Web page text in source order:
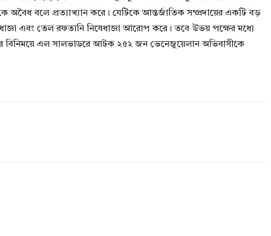
অবৈধ বলে প্রত্যাখ্যান করে। যেটিকে আন্তর্জাতিক সম্প্রদায়ের একটি বড়
এবং তেল রফতানি নিষেধাজ্ঞা আরোপ করে। তবে উভয় পক্ষের মধ্যে
বিনিময়ে এল সালভাডরে আটক ২৫২ জন ভেনেজুয়েলান অভিবাসীকে